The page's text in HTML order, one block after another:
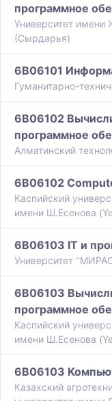
программное
Университет
(Сырдарья)
6B06101
Гуманитарно-
6B06102
программное
Алматинский
6B06102
Каспийский
имени Ш.Есенова
6B06103 ІТ и
Университет
6B06103
программное
Каспийский
имени Ш.Есенова
6B06103
Казахский